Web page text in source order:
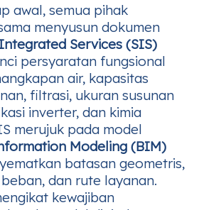
awal, semua pihak
menyusun dokumen
Services (SIS)
persyaratan fungsional
air, kapasitas
filtrasi, ukuran susunan
inverter, dan kimia
merujuk pada model
Modeling (BIM)
batasan geometris,
dan rute layanan.
kewajiban